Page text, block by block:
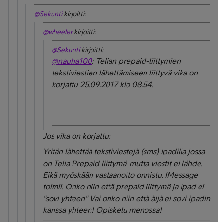
@Sekuntikirjoitti:
@wheelerkirjoitti:
@Sekuntikirjoitti:
@nauha100: Telian prepaid-liittymien
tekstiviestien lähettämiseen liittyvä vika on
korjattu 25.09.2017 klo 08.54.
Jos vika on korjattu:
Yritän lähettää tekstiviestejä (sms) ipadilla jossa
on Telia Prepaid liittymä, mutta viestit ei lähde.
Eikä myöskään vastaanotto onnistu. IMessage
toimii. Onko niin että prepaid liittymä ja Ipad ei
"sovi yhteen" Vai onko niin että äijä ei sovi ipadin
kanssa yhteen! Opiskelu menossa!